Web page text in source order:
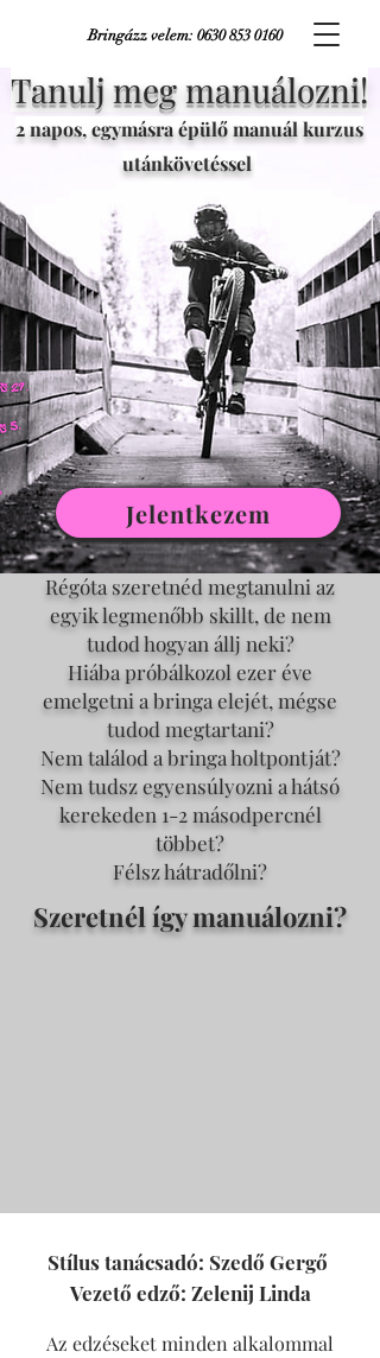
Bringázz velem: 0630 853 0160
Tanulj meg manuálozni!
2 napos, egymásra épülő manuál kurzus
utánkövetéssel
Jelentkezem
Régóta szeretnéd megtanulni az
egyik legmenőbb skillt, de nem
tudod hogyan állj neki?
Hiába próbálkozol ezer éve
emelgetni a bringa elejét, mégse
tudod megtartani?
Nem találod a bringa holtpontját?
Nem tudsz egyensúlyozni a hátsó
kerekeden 1-2 másodpercnél
többet?
Félsz hátradőlni?
Szeretnél így manuálozni?
Stílus tanácsadó: Szedő Gergő
Vezető edző: Zelenij Linda
Az edzéseket minden alkalommal